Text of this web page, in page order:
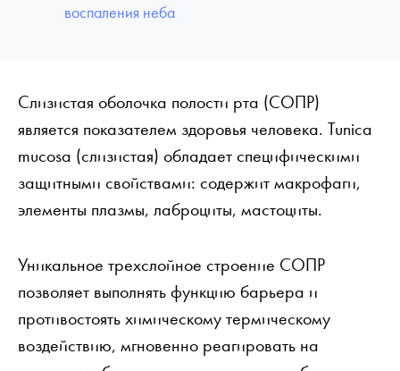
воспаления неба
Слизистая оболочка полости рта (СОПР)
является показателем здоровья человека. Tunica
mucosa (слизистая) обладает специфическими
защитными свойствами: содержит макрофаги,
элементы плазмы, лаброциты, мастоциты.
Уникальное трехслойное строение СОПР
позволяет выполнять функцию барьера и
противостоять химическому термическому
воздействию, мгновенно реагировать на